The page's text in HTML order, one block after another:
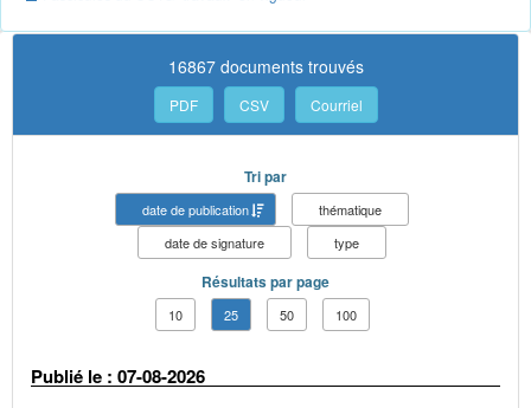
16867 documents trouvés
PDF CSV Courriel
Tri par
date de publication
thématique
date de signature
type
Résultats par page
10 25 50 100
Publié le : 07-08-2026